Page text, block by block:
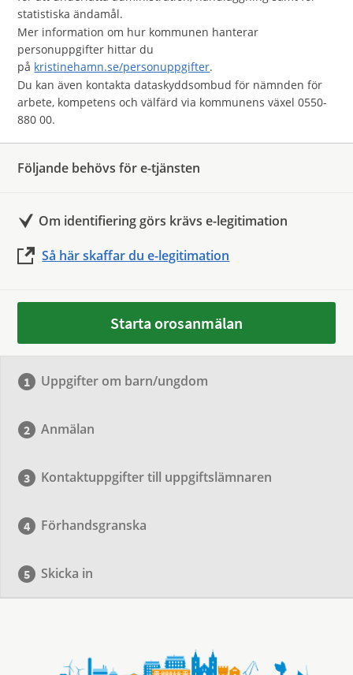
statistiska ändamål.
Mer information om hur kommunen hanterar
personuppgifter hittar du
på kristinehamn.se/personuppgifter.
Du kan även kontakta dataskyddsombud för nämnden för
arbete, kompetens och välfärd via kommunens växel 0550-
880 00.
Följande behövs för e-tjänsten
Om identifiering görs krävs e-legitimation
Så här skaffar du e-legitimation
Starta orosanmälan
Uppgifter om barn/ungdom
Anmälan
Kontaktuppgifter till uppgiftslämnaren
Förhandsgranska
Skicka in